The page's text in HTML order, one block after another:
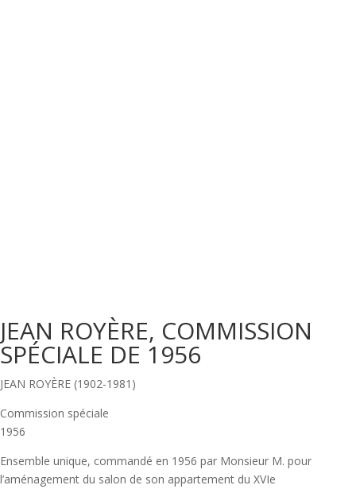
JEAN ROYÈRE, COMMISSION
SPÉCIALE DE 1956
JEAN ROYÈRE (1902-1981)
Commission spéciale
1956
Ensemble unique, commandé en 1956 par Monsieur M. pour
l’aménagement du salon de son appartement du XVIe